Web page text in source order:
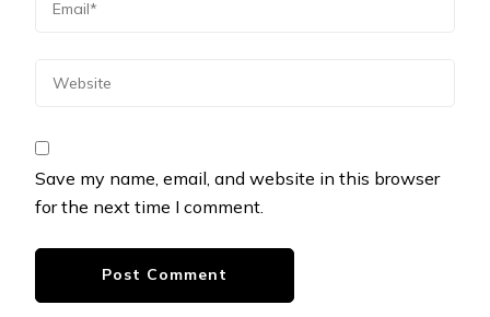
Save my name, email, and website in this browser
for the next time I comment.